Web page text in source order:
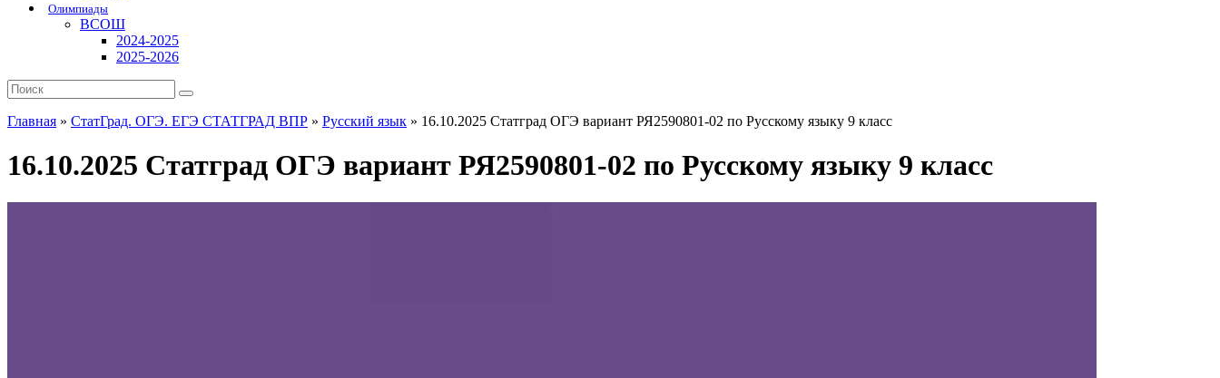
Олимпиады
ВСОШ
2024-2025
2025-2026
Главная » СтатГрад. ОГЭ. ЕГЭ СТАТГРАД ВПР » Русский язык » 16.10.2025 Статград ОГЭ вариант РЯ2590801-02 по Русскому языку 9 класс
16.10.2025 Статград ОГЭ вариант РЯ2590801-02 по Русскому языку 9 класс